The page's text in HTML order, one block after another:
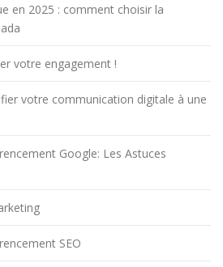
en 2025 : comment choisir la
votre engagement !
votre communication digitale à une
Google: Les Astuces
SEO